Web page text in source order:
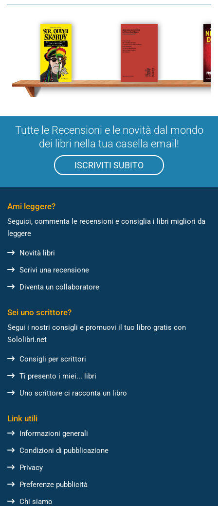
Tutte le Recensioni e le novità dal mondo
dei libri nella tua casella email!
ISCRIVITI SUBITO
Ami leggere?
Seguici, commenta le recensioni e consiglia i libri migliori da
leggere
Novità libri
Scrivi una recensione
Diventa un collaboratore
Sei uno scrittore?
Segui i nostri consigli e promuovi il tuo libro gratis con
Sololibri.net
Consigli per scrittori
Ti presento i miei... libri
Uno scrittore ci racconta un libro
Link utili
Informazioni generali
Condizioni di pubblicazione
Privacy
Preferenze pubblicità
Chi siamo